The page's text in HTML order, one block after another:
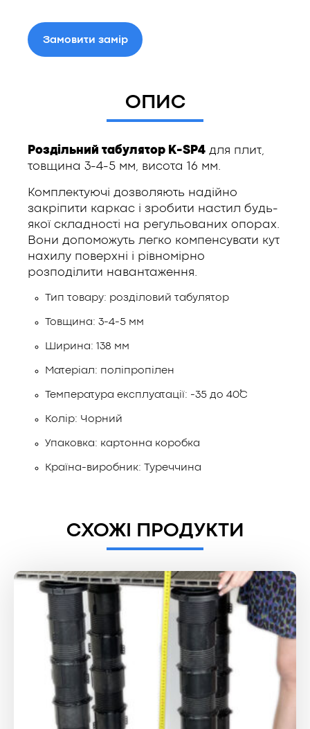
Замовити замір
ОПИС
Роздільний табулятор K-SP4 для плит,
товщина 3-4-5 мм, висота 16 мм.
Комплектуючі дозволяють надійно
закріпити каркас і зробити настил будь-
якої складності на регульованих опорах.
Вони допоможуть легко компенсувати кут
нахилу поверхні і рівномірно
розподілити навантаження.
Тип товару: розділовий табулятор
Товщина: 3-4-5 мм
Ширина: 138 мм
Матеріал: поліпропілен
Температура експлуатації: -35 до 40˚С
Колір: Чорний
Упаковка: картонна коробка
Країна-виробник: Туреччина
СХОЖІ ПРОДУКТИ